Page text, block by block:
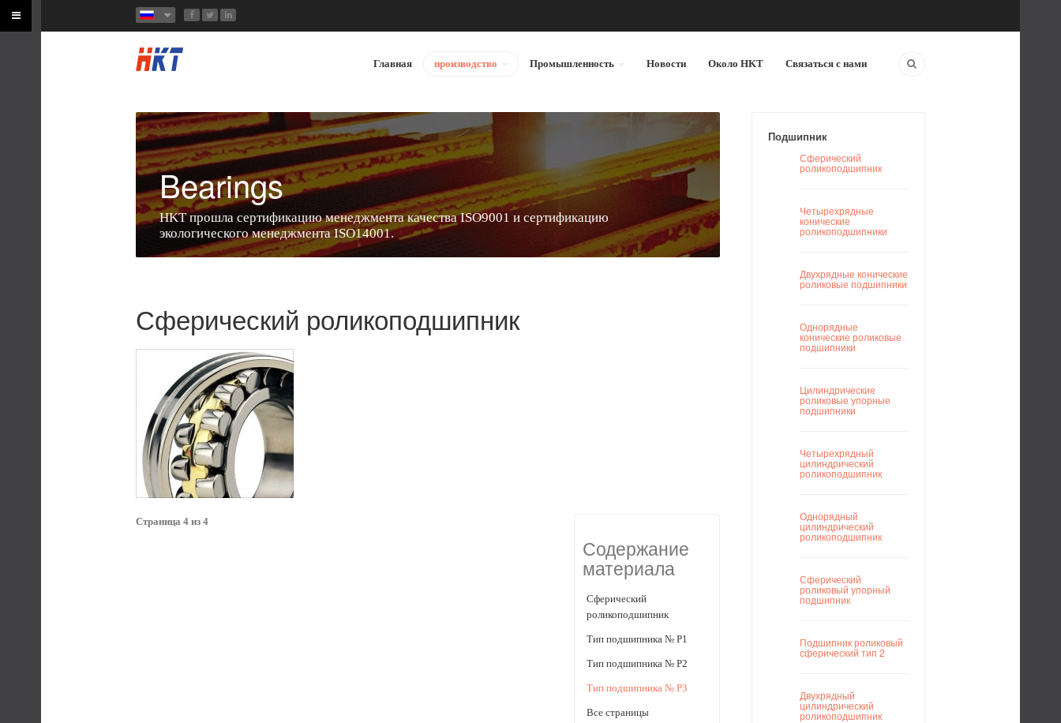
Главная производство Промышленность Новости Около HKT Связаться с нами
Bearings
HKT прошла сертификацию менеджмента качества ISO9001 и сертификацию
экологического менеджмента ISO14001.
Сферический роликоподшипник
Содержание
материала
Сферический
роликоподшипник
Тип подшипника № P1
Тип подшипника № P2
Тип подшипника № P3
Все страницы
Страница 4 из 4
Подшипник
Сферический
роликоподшипник
Четырехрядные
конические
роликоподшипники
Двухрядные конические
роликовые подшипники
Однорядные
конические роликовые
подшипники
Цилиндрические
роликовые упорные
подшипники
Четырехрядный
цилиндрический
роликоподшипник
Однорядный
цилиндрический
роликоподшипник
Сферический
роликовый упорный
подшипник
Подшипник роликовый
сферический тип 2
Двухрядный
цилиндрический
роликоподшипник